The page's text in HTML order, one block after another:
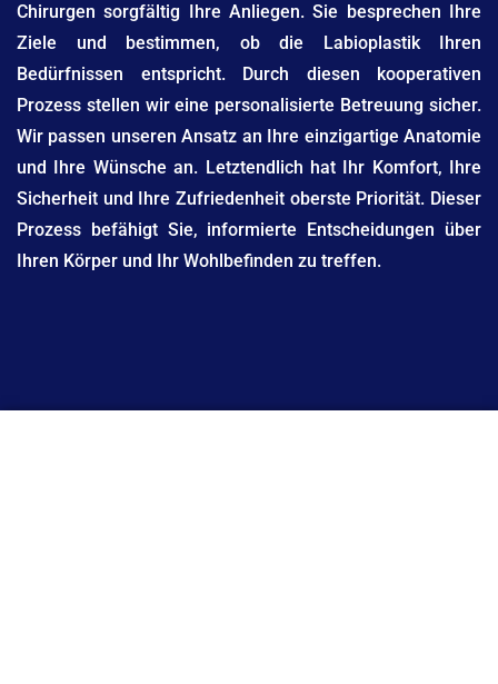
Chirurgen sorgfältig Ihre Anliegen. Sie besprechen Ihre
Ziele und bestimmen, ob die Labioplastik Ihren
Bedürfnissen entspricht. Durch diesen kooperativen
Prozess stellen wir eine personalisierte Betreuung sicher.
Wir passen unseren Ansatz an Ihre einzigartige Anatomie
und Ihre Wünsche an. Letztendlich hat Ihr Komfort, Ihre
Sicherheit und Ihre Zufriedenheit oberste Priorität. Dieser
Prozess befähigt Sie, informierte Entscheidungen über
Ihren Körper und Ihr Wohlbefinden zu treffen.